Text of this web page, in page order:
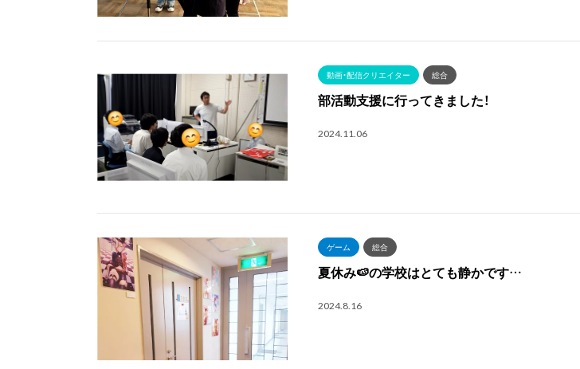
動画・配信クリエイター 総合
部活動支援に行ってきました！
2024.11.06
ゲーム 総合
夏休み🍉の学校はとても静かです…
2024.8.16